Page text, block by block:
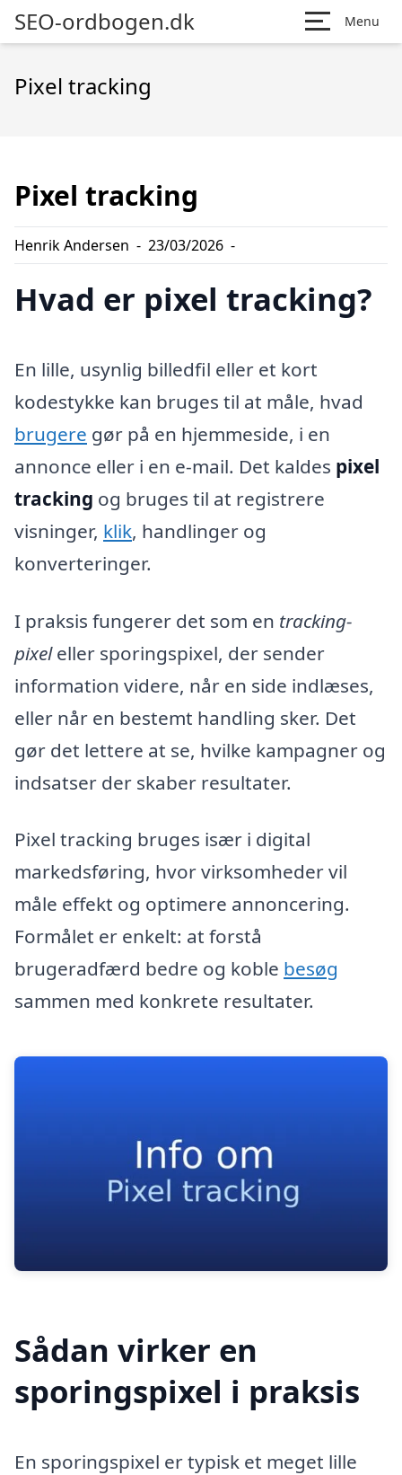
SEO-ordbogen.dk Menu
Pixel tracking
Pixel tracking
Henrik Andersen - 23/03/2026 -
Hvad er pixel tracking?
En lille, usynlig billedfil eller et kort
kodestykke kan bruges til at måle, hvad
brugere gør på en hjemmeside, i en
annonce eller i en e-mail. Det kaldes pixel
tracking og bruges til at registrere
visninger, klik, handlinger og
konverteringer.
I praksis fungerer det som en tracking-
pixeleller sporingspixel, der sender
information videre, når en side indlæses,
eller når en bestemt handling sker. Det
gør det lettere at se, hvilke kampagner og
indsatser der skaber resultater.
Pixel tracking bruges især i digital
markedsføring, hvor virksomheder vil
måle effekt og optimere annoncering.
Formålet er enkelt: at forstå
brugeradfærd bedre og koble besøg
sammen med konkrete resultater.
Sådan virker en
sporingspixel i praksis
En sporingspixel er typisk et meget lille